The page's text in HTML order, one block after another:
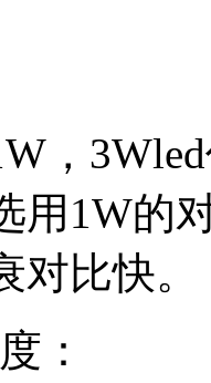
3Wled
用1W的
比快。
：